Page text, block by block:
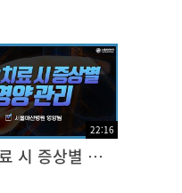
22:16
폐암 치료 시 증상별 영양관리